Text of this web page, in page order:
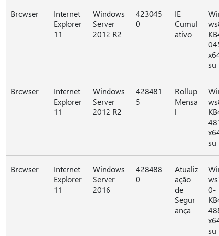
Browser
Internet
Explorer
11
Windows
Server
2012 R2
423045
0
IE
Cumul
ativo
su
Browser
Internet
Explorer
11
Windows
Server
2012 R2
428481
5
Rollup
Mensa
l
su
Browser
Internet
Explorer
11
Windows
Server
2016
428488
0
Atualiz
ação
de
Segur
ança
0-
su